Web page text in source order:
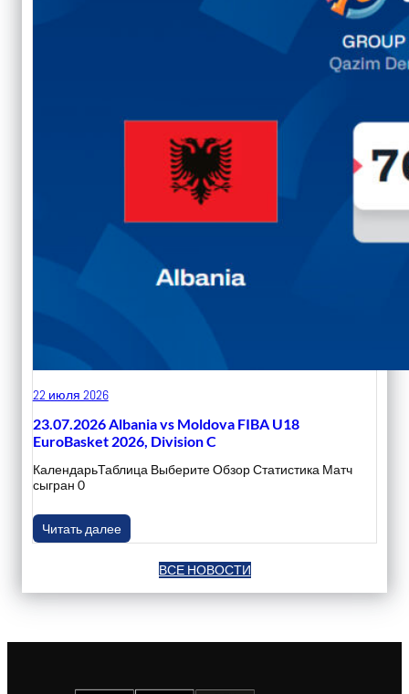
22 июля 2026
23.07.2026 Albania vs Moldova FIBA U18
EuroBasket 2026, Division C
КалендарьТаблица Выберите Обзор Статистика Матч
сыгран 0
Читать далее
ВСЕ НОВОСТИ